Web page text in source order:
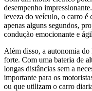
desempenho
leveza do veículo, o carro é
apenas alguns segundos,
condução emocionante e
Além disso, a autonomia
forte. Com uma bateria de
longas distâncias sem a
importante para os
ou que utilizam o carro